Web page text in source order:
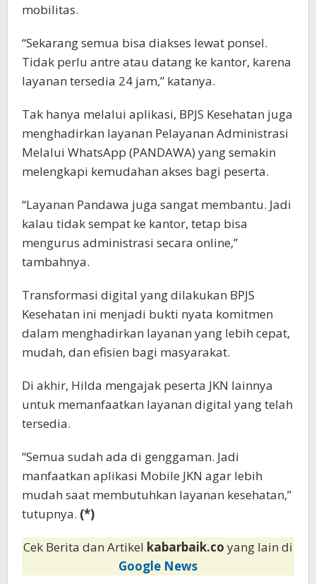
mobilitas.
“Sekarang semua bisa diakses lewat ponsel.
Tidak perlu antre atau datang ke kantor, karena
layanan tersedia 24 jam,” katanya.
Tak hanya melalui aplikasi, BPJS Kesehatan juga
menghadirkan layanan Pelayanan Administrasi
Melalui WhatsApp (PANDAWA) yang semakin
melengkapi kemudahan akses bagi peserta.
“Layanan Pandawa juga sangat membantu. Jadi
kalau tidak sempat ke kantor, tetap bisa
mengurus administrasi secara online,”
tambahnya.
Transformasi digital yang dilakukan BPJS
Kesehatan ini menjadi bukti nyata komitmen
dalam menghadirkan layanan yang lebih cepat,
mudah, dan efisien bagi masyarakat.
Di akhir, Hilda mengajak peserta JKN lainnya
untuk memanfaatkan layanan digital yang telah
tersedia.
“Semua sudah ada di genggaman. Jadi
manfaatkan aplikasi Mobile JKN agar lebih
mudah saat membutuhkan layanan kesehatan,”
tutupnya. (*)
Cek Berita dan Artikel kabarbaik.co yang lain di
Google News